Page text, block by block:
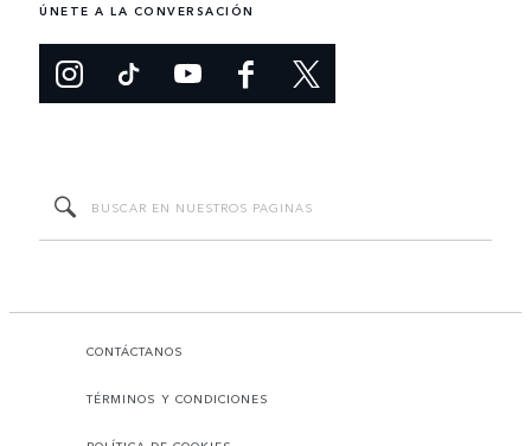
ÚNETE A LA CONVERSACIÓN
CONTÁCTANOS
TÉRMINOS Y CONDICIONES